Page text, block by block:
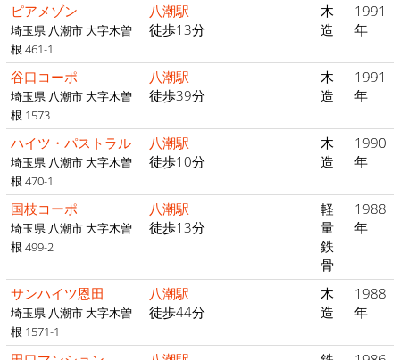
ピアメゾン
埼玉県 八潮市 大字木曽
根 461-1
八潮駅
徒歩13分
木
造
1991
年
谷口コーポ
埼玉県 八潮市 大字木曽
根 1573
八潮駅
徒歩39分
木
造
1991
年
ハイツ・パストラル
埼玉県 八潮市 大字木曽
根 470-1
八潮駅
徒歩10分
木
造
1990
年
国枝コーポ
埼玉県 八潮市 大字木曽
根 499-2
八潮駅
徒歩13分
軽
量
鉄
骨
1988
年
サンハイツ恩田
埼玉県 八潮市 大字木曽
根 1571-1
八潮駅
徒歩44分
木
造
1988
年